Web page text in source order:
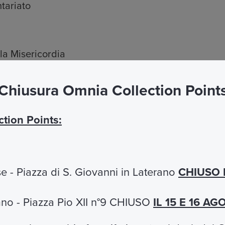
Misericordia
Omnia Collection
Points:
- Piazza di S. Giovanni in Laterano CHIUSO
- Piazza Pio XII n°9 CHIUSO IL 15 E 16